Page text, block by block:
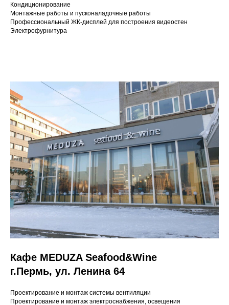
Кондиционирование
Монтажные работы и пусконаладочные работы
Профессиональный ЖК-дисплей для построения видеостен
Электрофурнитура
Кафе MEDUZA Seafood&Wine
г.Пермь, ул. Ленина 64
Проектирование и монтаж системы вентиляции
Проектирование и монтаж электроснабжения, освещения